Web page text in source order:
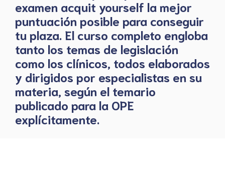
examen acquit yourself la mejor
puntuación posible para conseguir
tu plaza. El curso completo engloba
tanto los temas de legislación
como los clínicos, todos elaborados
y dirigidos por especialistas en su
materia, según el temario
publicado para la OPE
explícitamente.